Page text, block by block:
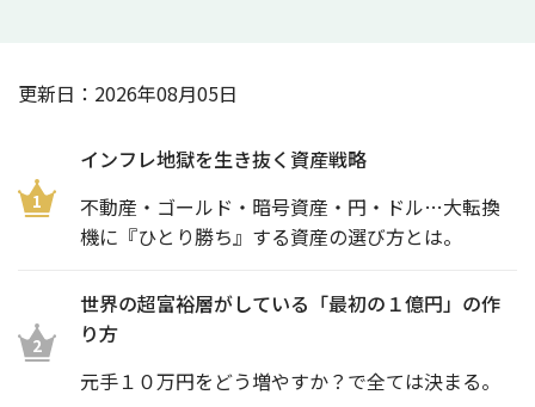
更新日： 2026年08月05日
1
インフレ地獄を生き抜く資産戦略
不動産・ゴールド・暗号資産・円・ドル…大転換
機に『ひとり勝ち』する資産の選び方とは。
2
世界の超富裕層がしている「最初の１億円」の作
り方
元手１０万円をどう増やすか？で全ては決まる。